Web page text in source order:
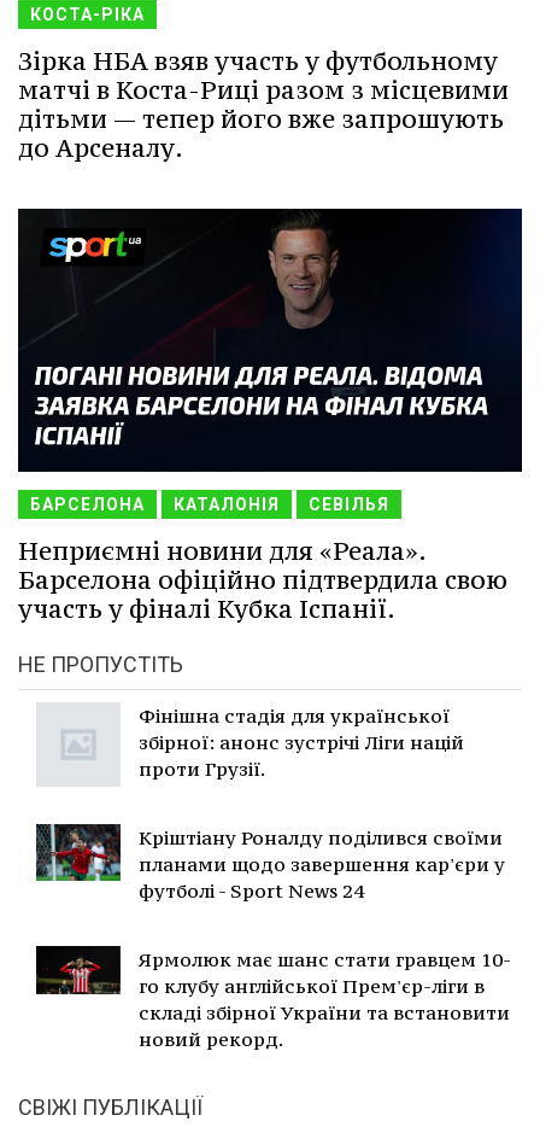
КОСТА-РІКА
Зірка НБА взяв участь у футбольному
матчі в Коста-Риці разом з місцевими
дітьми — тепер його вже запрошують
до Арсеналу.
БАРСЕЛОНА КАТАЛОНІЯ СЕВІЛЬЯ
Неприємні новини для «Реала».
Барселона офіційно підтвердила свою
участь у фіналі Кубка Іспанії.
НЕ ПРОПУСТІТЬ
Фінішна стадія для української
збірної: анонс зустрічі Ліги націй
проти Грузії.
Кріштіану Роналду поділився своїми
планами щодо завершення кар'єри у
футболі - Sport News 24
Ярмолюк має шанс стати гравцем 10-
го клубу англійської Прем'єр-ліги в
складі збірної України та встановити
новий рекорд.
СВІЖІ ПУБЛІКАЦІЇ